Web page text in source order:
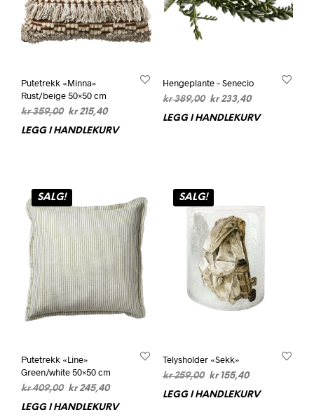
Putetrekk «Minna»
Rust/beige 50×50 cm
kr359,00
Opprinnelig
pris
kr215,40Nåværende
pris
LEGG I HANDLEKURV
Hengeplante – Senecio
kr389,00Opprinnelig
pris
kr233,40Nåværende
pris
LEGG I HANDLEKURV
SALG!
Putetrekk «Line»
Green/white 50×50 cm
kr409,00
Opprinnelig
kr245,40Nåværende
LEGG I HANDLEKURV
SALG!
Telysholder «Sekk»
kr259,00Opprinnelig
kr155,40Nåværende
LEGG I HANDLEKURV